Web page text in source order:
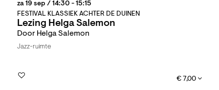
Lezing Helga Salemon
Door Helga Salemon
FESTIVAL KLASSIEK ACHTER DE DUINEN
za 19 sep / 14:30 - 15:15
Jazz-ruimte
€ 7,00